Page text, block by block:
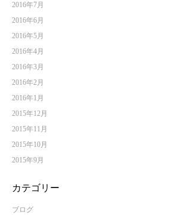
2016年7月
2016年6月
2016年5月
2016年4月
2016年3月
2016年2月
2016年1月
2015年12月
2015年11月
2015年10月
2015年9月
カテゴリー
ブログ